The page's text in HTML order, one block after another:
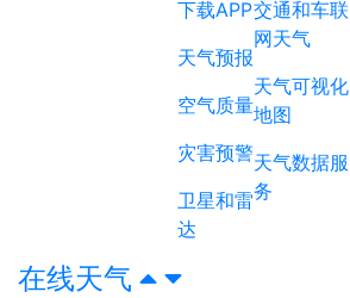
下载APP
天气预报
空气质量
灾害预警
卫星和雷
达
交通和车联
网天气
天气可视化
地图
天气数据服
务
在线天气